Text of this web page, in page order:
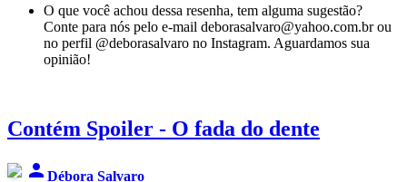
O que você achou dessa resenha, tem alguma sugestão?
Conte para nós pelo e-mail deborasalvaro@yahoo.com.br ou
no perfil @deborasalvaro no Instagram. Aguardamos sua
opinião!
Contém Spoiler - O fada do dente
person Débora Salvaro